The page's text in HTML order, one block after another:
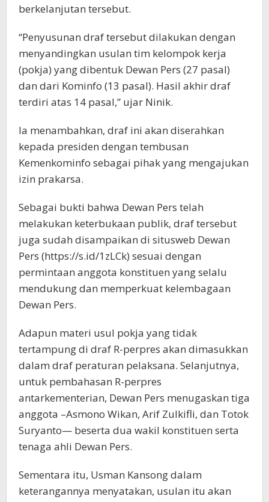
berkelanjutan tersebut.
“Penyusunan draf tersebut dilakukan dengan
menyandingkan usulan tim kelompok kerja
(pokja) yang dibentuk Dewan Pers (27 pasal)
dan dari Kominfo (13 pasal). Hasil akhir draf
terdiri atas 14 pasal,” ujar Ninik.
Ia menambahkan, draf ini akan diserahkan
kepada presiden dengan tembusan
Kemenkominfo sebagai pihak yang mengajukan
izin prakarsa.
Sebagai bukti bahwa Dewan Pers telah
melakukan keterbukaan publik, draf tersebut
juga sudah disampaikan di situsweb Dewan
Pers (https://s.id/1zLCk) sesuai dengan
permintaan anggota konstituen yang selalu
mendukung dan memperkuat kelembagaan
Dewan Pers.
Adapun materi usul pokja yang tidak
tertampung di draf R-perpres akan dimasukkan
dalam draf peraturan pelaksana. Selanjutnya,
untuk pembahasan R-perpres
antarkementerian, Dewan Pers menugaskan tiga
anggota –Asmono Wikan, Arif Zulkifli, dan Totok
Suryanto— beserta dua wakil konstituen serta
tenaga ahli Dewan Pers.
Sementara itu, Usman Kansong dalam
keterangannya menyatakan, usulan itu akan